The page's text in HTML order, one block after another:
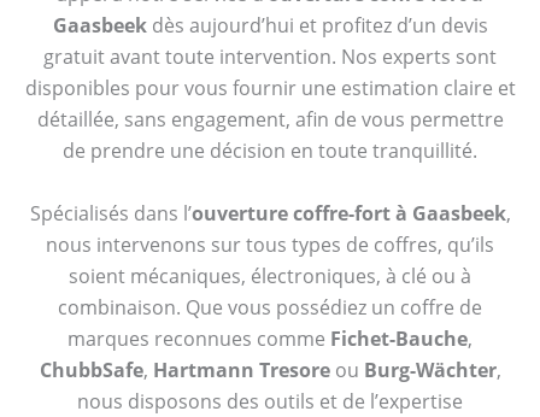
Gaasbeekdès aujourd’hui et profitez d’un devis
gratuit avant toute intervention. Nos experts sont
disponibles pour vous fournir une estimation claire et
détaillée, sans engagement, afin de vous permettre
de prendre une décision en toute tranquillité.
Spécialisés dans l’ouverture coffre-fort à Gaasbeek,
nous intervenons sur tous types de coffres, qu’ils
soient mécaniques, électroniques, à clé ou à
combinaison. Que vous possédiez un coffre de
marques reconnues comme Fichet-Bauche,
ChubbSafe, Hartmann Tresoreou Burg-Wächter,
nous disposons des outils et de l’expertise